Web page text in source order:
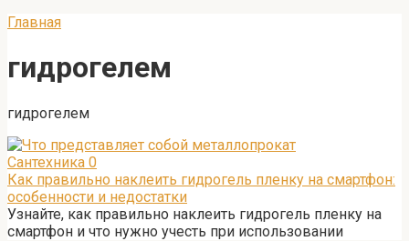
Главная
гидрогелем
гидрогелем
Сантехника 0
Как правильно наклеить гидрогель пленку на смартфон:
особенности и недостатки
Узнайте, как правильно наклеить гидрогель пленку на
смартфон и что нужно учесть при использовании